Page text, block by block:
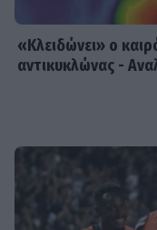
Χριστίνα Τσάφου:
είναι πάντα
Daphne Lawrence:
τραγούδι το έγραψα
Δημοτικού¬
«Κλειδώνει» ο
αντικυκλώνας -